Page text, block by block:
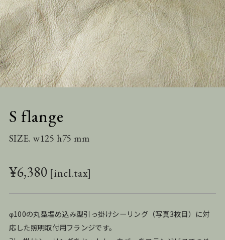
S flange
SIZE. w125 h75 mm
¥6,380
φ100の丸型埋め込み型引っ掛けシーリング（写真3枚目）に対
応した照明取付用フランジです。